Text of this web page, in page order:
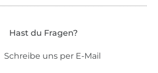
Hast du Fragen?
Schreibe uns per E-Mail